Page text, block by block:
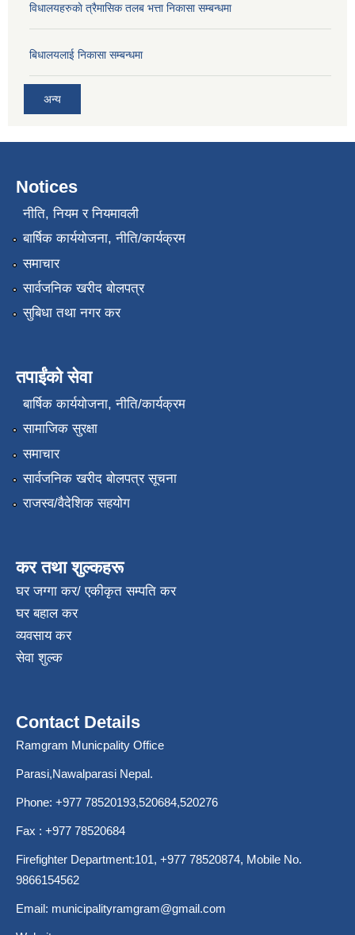
विधालयहरुकाे त्रैमासिक तलब भत्ता निकासा सम्बन्धमा
बिधालयलाई निकासा सम्बन्धमा
अन्य
Notices
नीति, नियम र नियमावली
बार्षिक कार्ययोजना, नीति/कार्यक्रम
समाचार
सार्वजनिक खरीद बोलपत्र
सुबिधा तथा नगर कर
तपाईंको सेवा
बार्षिक कार्ययोजना, नीति/कार्यक्रम
सामाजिक सुरक्षा
समाचार
सार्वजनिक खरीद बोलपत्र सूचना
राजस्व/वैदेशिक सहयोग
कर तथा शुल्कहरू
घर जग्गा कर/ एकीकृत सम्पति कर
घर बहाल कर
व्यवसाय कर
सेवा शुल्क
Contact Details
Ramgram Municpality Office
Parasi,Nawalparasi Nepal.
Phone: +977 78520193,520684,520276
Fax : +977 78520684
Firefighter Department:101, +977 78520874, Mobile No.
9866154562
Email: municipalityramgram@gmail.com